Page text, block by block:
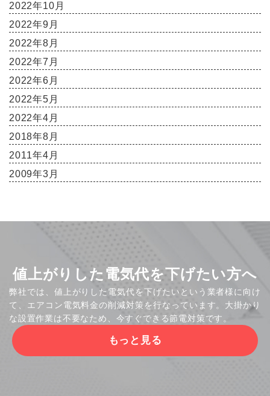
2022年10月
2022年9月
2022年8月
2022年7月
2022年6月
2022年5月
2022年4月
2018年8月
2011年4月
2009年3月
値上がりした電気代を下げたい方へ
弊社では、値上がりした電気代を下げたいという業者様に向け
て、エアコン電気料金の削減対策を行なっています。大掛かり
な設置作業は不要なため、今すぐできる節電対策です。
もっと見る